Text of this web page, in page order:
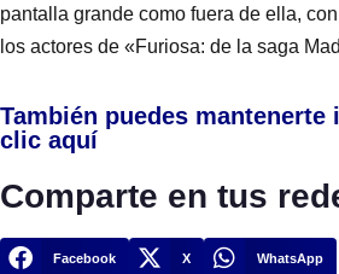
pantalla grande como fuera de ella,
los actores de «Furiosa: de la saga
También puedes
clic aquí
Comparte en tus
Facebook X WhatsApp